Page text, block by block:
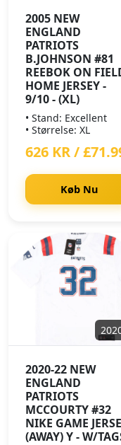
2005 NEW
ENGLAND
PATRIOTS
B.JOHNSON #81
REEBOK ON
HOME JERSEY -
9/10 - (XL)
• Stand: Excellent
• Størrelse: XL
626 KR /
Køb Nu
2020-22 NEW
ENGLAND
PATRIOTS
MCCOURTY #32
NIKE GAME
(AWAY) Y - W/